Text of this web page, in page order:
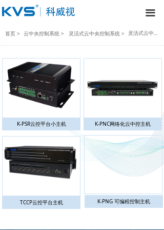
끀
K-PSR云控平台小主机 K-PNC网络化云中控主机
TCCP云控平台主机 K-PNG 可编程控制主机
首页 > 云中央控制系统 > 灵活式云中央控制系统 > 灵活式云中央控制系统产品列表